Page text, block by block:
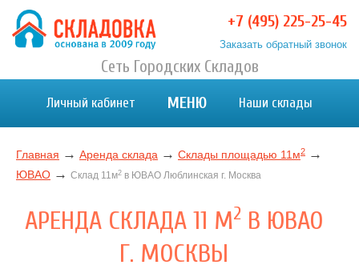
Хранение вещей в Москве и МО. Склад временного
Хранение вещей в Москве и МО. Склад временного хранения. Складовка
+7 (495) 225-25-45
Заказать обратный звонок
Сеть Городских Складов
Личный кабинет МЕНЮ Наши склады
Главная → Аренда склада → Склады площадью 11м2 →
ЮВАО → Склад 11м2 в ЮВАО Люблинская г. Москва
АРЕНДА СКЛАДА 11 М2В ЮВАО
Г. МОСКВЫ